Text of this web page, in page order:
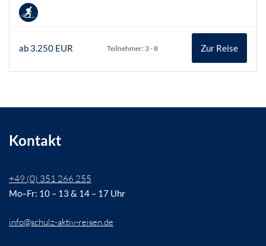
ab 3.250 EUR Teilnehmer: 3 - 8 Zur Reise
Kontakt
+49 (0) 351 266 255
Mo–Fr: 10 – 13 & 14 – 17 Uhr
info@schulz-aktiv-reisen.de